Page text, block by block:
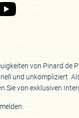
Seite
Instagram-Seite
Zu Pinard's YouTube-
von Pinard de
und unkompliziert.
Sie von exklusiven